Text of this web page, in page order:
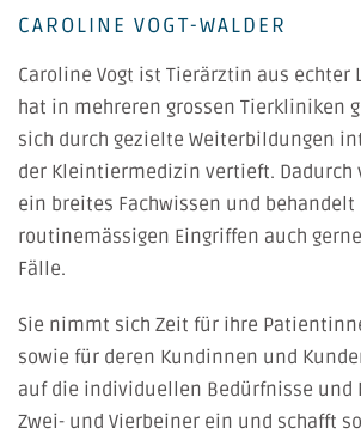
CAROLINE VOGT-WALDER
Caroline Vogt ist Tierärztin aus echter
hat in mehreren grossen Tierkliniken
sich durch gezielte Weiterbildungen
der Kleintiermedizin vertieft. Dadurch
ein breites Fachwissen und behandelt
routinemässigen Eingriffen auch
Fälle.
Sie nimmt sich Zeit für ihre
sowie für deren Kundinnen und
auf die individuellen Bedürfnisse und
Zwei- und Vierbeiner ein und schafft